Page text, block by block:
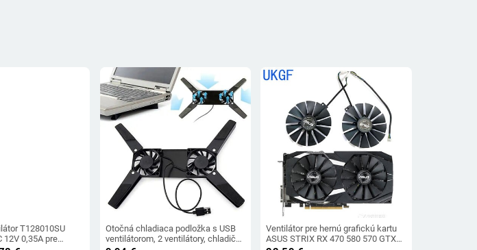
T128010SU
12V 0,35A pre
Otočná chladiaca podložka s USB
ventilátorom, 2 ventilátory, chladič
Ventilátor pre hernú grafickú kartu
ASUS STRIX RX 470 580 570 GTX